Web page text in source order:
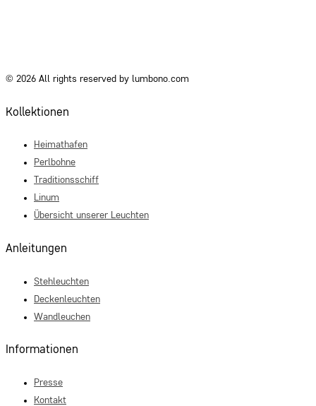
© 2026 All rights reserved by lumbono.com
Kollektionen
Heimathafen
Perlbohne
Traditionsschiff
Linum
Übersicht unserer Leuchten
Anleitungen
Stehleuchten
Deckenleuchten
Wandleuchen
Informationen
Presse
Kontakt